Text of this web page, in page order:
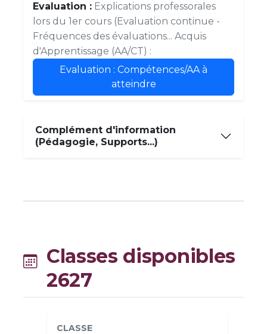
Evaluation : Explications professorales
lors du 1er cours (Evaluation continue -
Fréquences des évaluations... Acquis
d'Apprentissage (AA/CT) :
Evaluation : Compétences/AA à
atteindre
Complément d'information
(Pédagogie, Supports...)
Classes disponibles
2627
CLASSE